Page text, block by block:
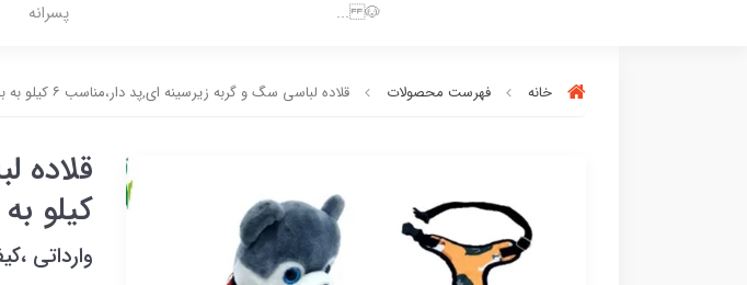
🐶 ...
پسرانه
خانه فهرست محصولات قلاده لباسی سگ و گربه زیرسینه ای,پد دار،مناسب ۶ کیلو به بالا
کیلو به
وارداتی